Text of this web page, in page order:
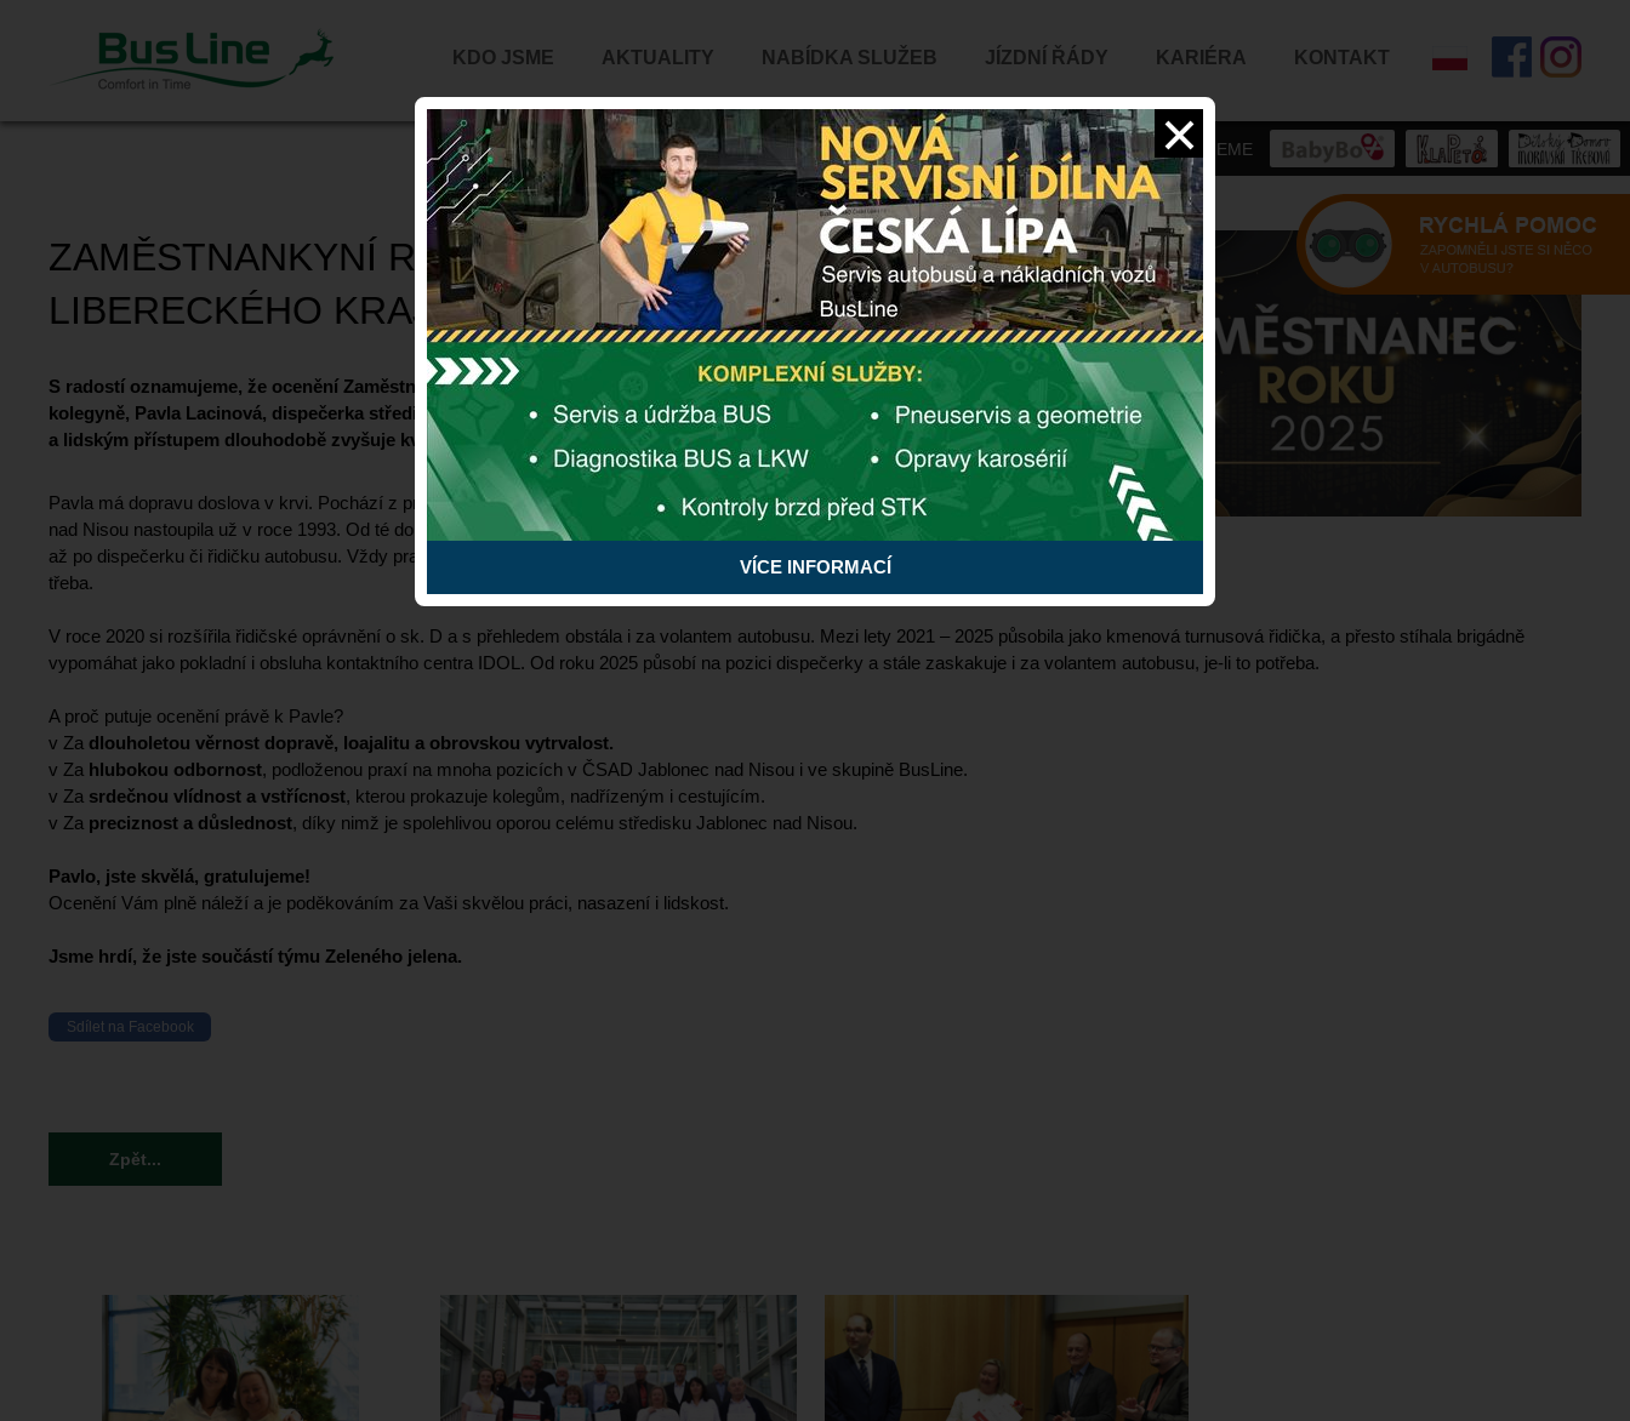
VÍCE INFORMACÍ
KDO JSME AKTUALITY NABÍDKA SLUŽEB JÍZDNÍ ŘÁDY KARIÉRA KONTAKT
PODPORUJEME
ZAMĚSTNANKYNÍ ROKU 2025 VEŘEJNÉ DOPRAVY
LIBERECKÉHO KRAJE SE STALA PAVLA LACINOVÁ
S radostí oznamujeme, že ocenění Zaměstnanec roku 2025 veřejné dopravy Libereckého kraje získala naše milá
kolegyně, Pavla Lacinová, dispečerka střediska Jablonec nad Nisou. Žena, která svým nasazením, profesionalitou
a lidským přístupem dlouhodobě zvyšuje kvalitu veřejné dopravy a skvěle reprezentuje skupinu BusLine.
Pavla má dopravu doslova v krvi. Pochází z proslulé desenské dopravácké rodiny Vítámvásových a do ČSAD Jablonec
nad Nisou nastoupila už v roce 1993. Od té doby prošla celou řadou pozic – od pokladní a vedoucí informační kanceláře
až po dispečerku či řidičku autobusu. Vždy pracovala s mimořádnou pečlivostí, klidem a ochotou pomoci, kdykoliv bylo
třeba.
V roce 2020 si rozšířila řidičské oprávnění o sk. D a s přehledem obstála i za volantem autobusu. Mezi lety 2021 – 2025 působila jako kmenová turnusová řidička, a přesto stíhala brigádně
vypomáhat jako pokladní i obsluha kontaktního centra IDOL. Od roku 2025 působí na pozici dispečerky a stále zaskakuje i za volantem autobusu, je-li to potřeba.
A proč putuje ocenění právě k Pavle?
v Za dlouholetou věrnost dopravě, loajalitu a obrovskou vytrvalost.
v Za hlubokou odbornost, podloženou praxí na mnoha pozicích v ČSAD Jablonec nad Nisou i ve skupině BusLine.
v Za srdečnou vlídnost a vstřícnost, kterou prokazuje kolegům, nadřízeným i cestujícím.
v Za preciznost a důslednost, díky nimž je spolehlivou oporou celému středisku Jablonec nad Nisou.
Pavlo, jste skvělá, gratulujeme!
Ocenění Vám plně náleží a je poděkováním za Vaši skvělou práci, nasazení i lidskost.
Jsme hrdí, že jste součástí týmu Zeleného jelena.
Sdílet na Facebook
Zpět...